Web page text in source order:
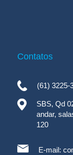
Contatos
(61) 3225-
SBS, Qd
andar,
120
E-mail: